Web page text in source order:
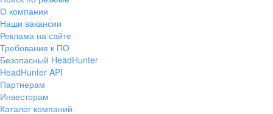
О компании
Наши вакансии
Реклама на сайте
Требования к ПО
Безопасный HeadHunter
HeadHunter API
Партнерам
Инвесторам
Каталог компаний